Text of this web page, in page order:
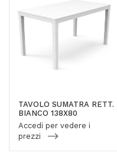
TAVOLO SUMATRA RETT.
BIANCO 138X80
Accedi per vedere i
prezzi